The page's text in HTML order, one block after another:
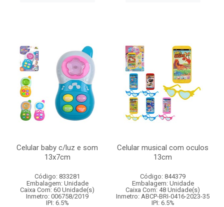
Celular baby c/luz e som
13x7cm
Código: 833281
Embalagem: Unidade
Caixa Com: 60 Unidade(s)
Inmetro: 006758/2019
IPI: 6.5%
Celular musical com oculos
13cm
Código: 844379
Embalagem: Unidade
Caixa Com: 48 Unidade(s)
Inmetro: ABCP-BRI-0416-2023-35
IPI: 6.5%